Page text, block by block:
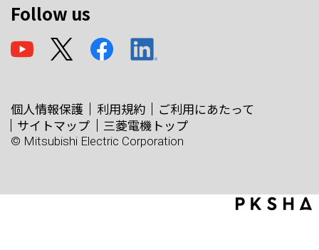
Follow us
個人情報保護 利用規約
ご利用にあたって
サイトマップ
三菱電機トップ
© Mitsubishi Electric Corporation